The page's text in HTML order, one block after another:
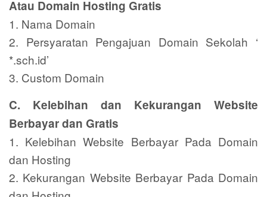
Atau Domain Hosting Gratis
1. Nama Domain
2. Persyaratan Pengajuan Domain Sekolah ‘
*.sch.id’
3. Custom Domain
C. Kelebihan dan Kekurangan Website
Berbayar dan Gratis
1. Kelebihan Website Berbayar Pada Domain
dan Hosting
2. Kekurangan Website Berbayar Pada Domain